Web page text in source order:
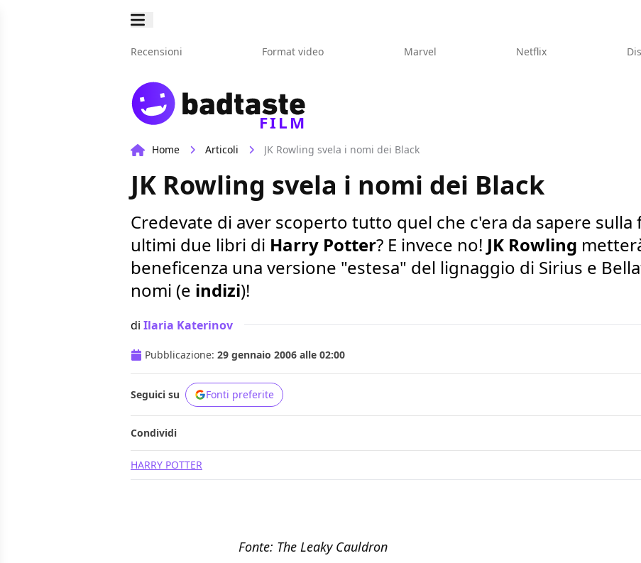
Recensioni Format video Marvel Netflix
FILM
Home Articoli JK Rowling svela i nomi dei Black
JK Rowling svela i nomi dei Black
Credevate di aver scoperto tutto quel che c'era da sapere sulla
ultimi due libri di Harry Potter? E invece no! JK Rowling
beneficenza una versione "estesa" del lignaggio di Sirius e
nomi (e indizi)!
di Ilaria Katerinov
Pubblicazione: 29 gennaio 2006 alle 02:00
Seguici su Fonti preferite
Condividi
HARRY POTTER
Fonte: The Leaky Cauldron